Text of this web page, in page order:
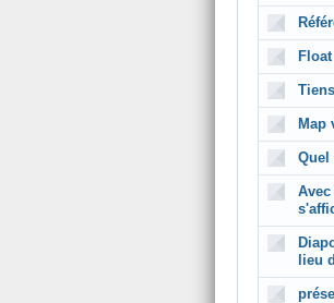
Map
Quel
lieu